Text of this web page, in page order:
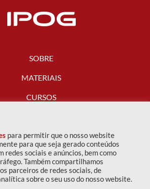
SOBRE
MATERIAIS
CURSOS
FALE CONOSCO
para permitir que o nosso website
para que seja gerado conteúdos
redes sociais e anúncios, bem como
Também compartilhamos
parceiros de redes sociais, de
sobre o seu uso do nosso website.